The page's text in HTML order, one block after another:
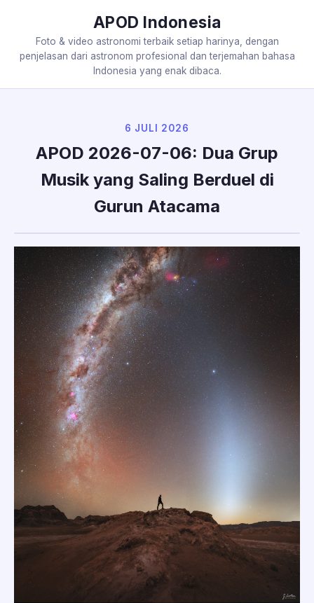
APOD Indonesia
Foto & video astronomi terbaik setiap harinya, dengan
penjelasan dari astronom profesional dan terjemahan bahasa
Indonesia yang enak dibaca.
6 JULI 2026
APOD 2026-07-06: Dua Grup
Musik yang Saling Berduel di
Gurun Atacama